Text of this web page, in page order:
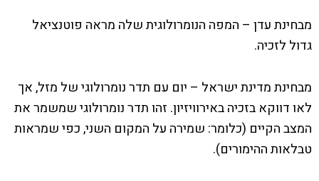
מבחינת עדן – המפה הנומרולוגית שלה מראה פוטנציאל
גדול לזכיה.
מבחינת מדינת ישראל – יום עם תדר נומרולוגי של מזל, אך
לאו דווקא בזכיה באירוויזיון. זהו תדר נומרולוגי שמשמר את
המצב הקיים (כלומר: שמירה על המקום השני, כפי שמראות
טבלאות ההימורים).